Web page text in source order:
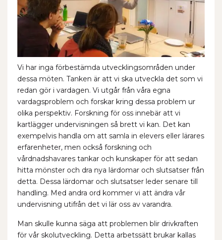
Vi har inga förbestämda utvecklingsområden under
dessa möten. Tanken är att vi ska utveckla det som vi
redan gör i vardagen. Vi utgår från våra egna
vardagsproblem och forskar kring dessa problem ur
olika perspektiv. Forskning för oss innebär att vi
kartlägger undervisningen så brett vi kan. Det kan
exempelvis handla om att samla in elevers eller lärares
erfarenheter, men också forskning och
vårdnadshavares tankar och kunskaper för att sedan
hitta mönster och dra nya lärdomar och slutsatser från
detta. Dessa lärdomar och slutsatser leder senare till
handling. Med andra ord kommer vi att ändra vår
undervisning utifrån det vi lär oss av varandra.
Man skulle kunna säga att problemen blir drivkraften
för vår skolutveckling. Detta arbetssätt brukar kallas